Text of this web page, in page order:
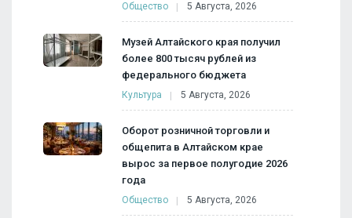
Общество 5 Августа, 2026
Музей Алтайского края получил
более 800 тысяч рублей из
федерального бюджета
Культура 5 Августа, 2026
Оборот розничной торговли и
общепита в Алтайском крае
вырос за первое полугодие 2026
года
Общество 5 Августа, 2026